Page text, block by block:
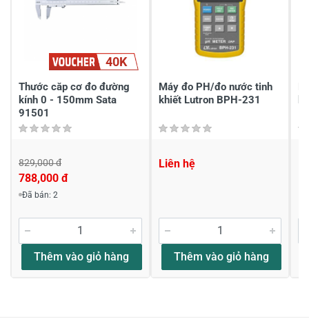
Chia sẻ nhận xét về sản phẩm
Viết nhận xét của bạn
Viết nhận xét về sản phẩm
Đánh giá sao
40K
Thước căp cơ đo đường
kính 0 - 150mm Sata
91501
829,000 đ
788,000 đ
Đã bán: 2
Thêm vào giỏ hàng
Máy đo PH/đo nước tinh
khiết Lutron BPH-231
Liên hệ
Thêm vào giỏ hàng